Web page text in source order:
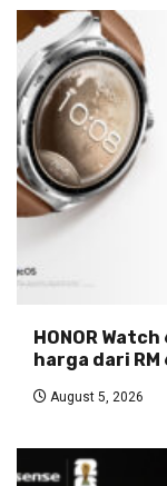
HONOR
harga dari
August 5, 2026